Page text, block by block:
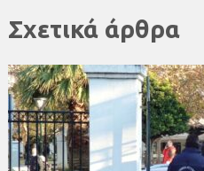
Σχετικά άρθρα